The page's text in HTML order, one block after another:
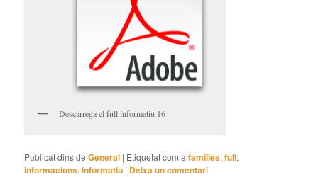
Descarrega el full informatiu 16
Publicat dins de General | Etiquetat com a families,full,
informacions,informatiu | Deixa un comentari